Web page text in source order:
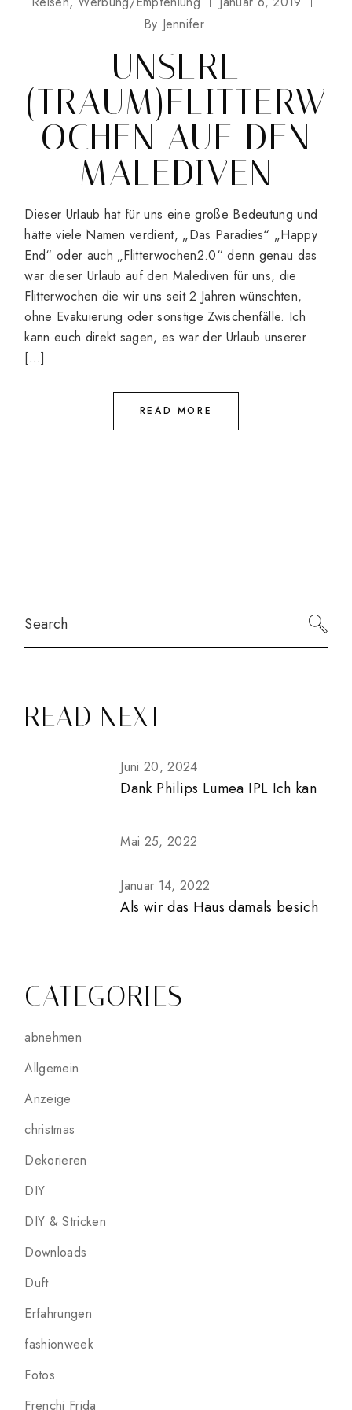
By Jennifer
UNSERE
(TRAUM)FLITTERW
OCHEN AUF DEN
MALEDIVEN
Dieser Urlaub hat für uns eine große Bedeutung und
hätte viele Namen verdient, „Das Paradies“ „Happy
End“ oder auch „Flitterwochen2.0“ denn genau das
war dieser Urlaub auf den Malediven für uns, die
Flitterwochen die wir uns seit 2 Jahren wünschten,
ohne Evakuierung oder sonstige Zwischenfälle. Ich
kann euch direkt sagen, es war der Urlaub unserer
[…]
READ MORE
READ NEXT
Juni 20, 2024
Dank Philips Lumea IPL Ich kan
Mai 25, 2022
Januar 14, 2022
Als wir das Haus damals besich
CATEGORIES
abnehmen
Allgemein
Anzeige
christmas
Dekorieren
DIY
DIY & Stricken
Downloads
Duft
Erfahrungen
fashionweek
Fotos
Frenchi Frida